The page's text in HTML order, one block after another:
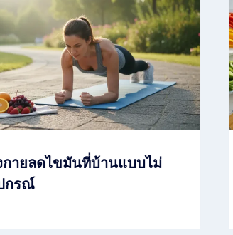
กายลดไขมันที่บ้านแบบไม่
กรณ์